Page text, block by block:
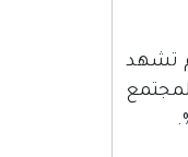
وخلال هذه الفترة لم تشهد
في المجتمع